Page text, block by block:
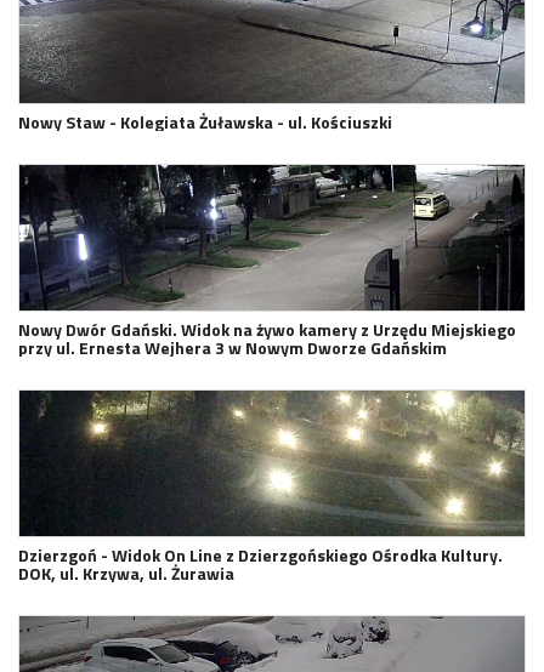
Nowy Staw - Kolegiata Żuławska - ul. Kościuszki
Nowy Dwór Gdański. Widok na żywo kamery z Urzędu Miejskiego
przy ul. Ernesta Wejhera 3 w Nowym Dworze Gdańskim
Dzierzgoń - Widok On Line z Dzierzgońskiego Ośrodka Kultury.
DOK, ul. Krzywa, ul. Żurawia